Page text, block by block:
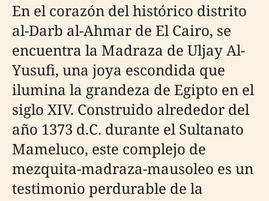
En el corazón del histórico distrito
al-Darb al-Ahmar de El Cairo, se
encuentra la Madraza de Uljay Al-
Yusufi, una joya escondida que
ilumina la grandeza de Egipto en el
siglo XIV. Construido alrededor del
año 1373 d.C. durante el Sultanato
Mameluco, este complejo de
mezquita-madraza-mausoleo es un
testimonio perdurable de la